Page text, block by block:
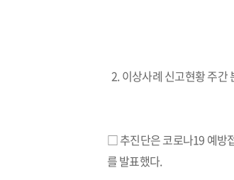
2. 이상사례 신고현황 주간
□ 추진단은 코로나19 예방
를 발표했다.